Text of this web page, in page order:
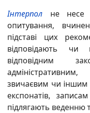
Інтерпол не несе
опитування,
підставі цих
відповідають чи
відповідним
звичаєвим чи
експонатів,
підлягають веденню